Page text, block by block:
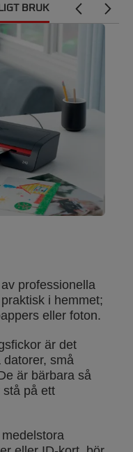
BRUK
professionella
i hemmet;
eller foton.
är det
små
är bärbara så
stå på ett